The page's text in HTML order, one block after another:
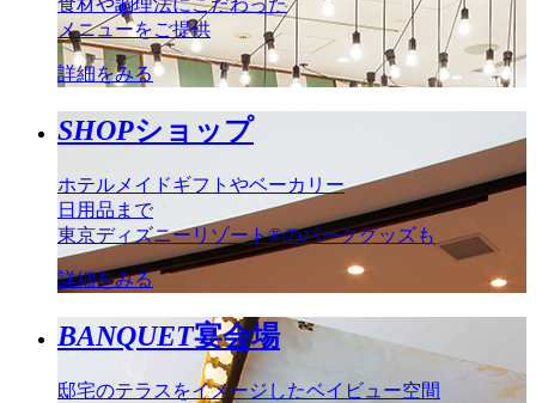
食材や調理法にこだわった
メニューをご提供
詳細をみる
SHOPショップ
ホテルメイドギフトやベーカリー
日用品まで
東京ディズニーリゾート®のパークグッズも
詳細をみる
BANQUET宴会場
邸宅のテラスをイメージしたベイビュー空間